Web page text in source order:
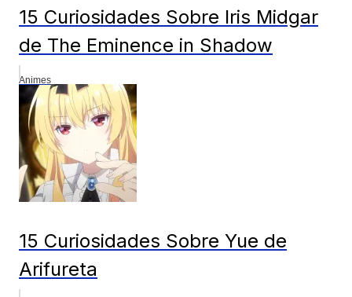
15 Curiosidades Sobre Iris Midgar
de The Eminence in Shadow
Animes
15 Curiosidades Sobre Yue de
Arifureta